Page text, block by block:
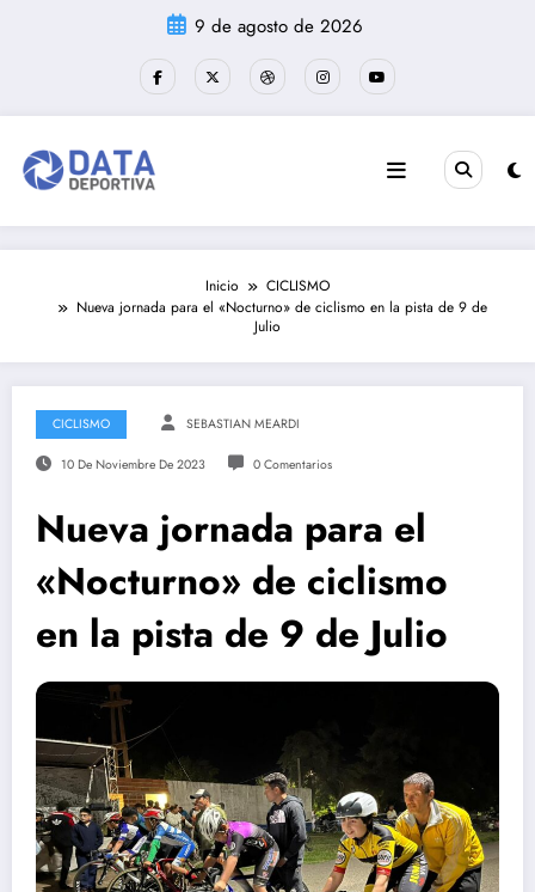
9 de agosto de 2026
Inicio
CICLISMO
Nueva jornada para el «Nocturno» de ciclismo en la pista de 9 de
Julio
CICLISMO SEBASTIAN MEARDI
10 De Noviembre De 2023 0 Comentarios
Nueva jornada para el
«Nocturno» de ciclismo
en la pista de 9 de Julio